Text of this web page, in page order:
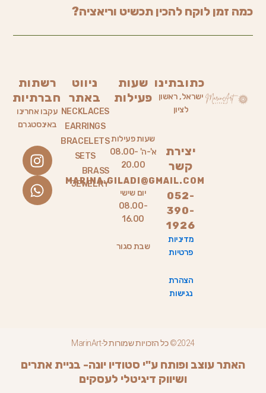
כמה זמן לוקח להכין תכשיט וריאציה?
כתובתינו
ישראל, ראשון
לציון
יצירת
קשר
MARINA.GILADI@GMAIL.COM
052-
390-
1926
מדיניות
פרטיות
הצהרת
נגישות
שעות
פעילות
שעות פעילות
א'-ה' 08.00-
20.00
יום שישי
08.00-
16.00
שבת סגור
ניווט
באתר
NECKLACES
EARRINGS
BRACELETS
SETS
BRASS
JEWELRY
רשתות
חברתיות
עקבו אחרינו
באינסטגרם
I
n
s
t
W
h
a
t
2024© כל הזכויות שמורות ל-MarinArt
האתר עוצב ופותח ע"י סטודיו יונה- בניית אתרים
ושיווק דיגיטלי לעסקים